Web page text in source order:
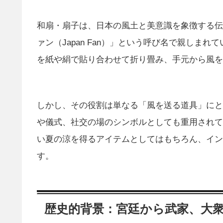
和扇・扇子は、日本の風土と美意識を象徴する
ァン（Japan Fan）」という呼び名で親しまれ
を紙や絹で貼り合わせて折り畳み、手元から風
しかし、その役割は単なる「風を送る道具」に
や儀式、社交の場のシンボルとしても重用され
い夏の涼を得るアイテムとしてはもちろん、イ
す。
歴史的背景：宮廷から武家、大